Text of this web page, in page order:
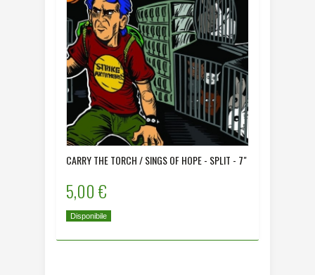
CARRY THE TORCH / SINGS OF HOPE - SPLIT - 7"
5,00 €
Disponibile